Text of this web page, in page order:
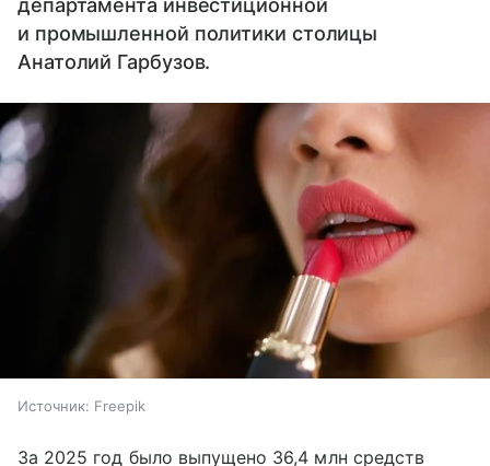
департамента инвестиционной
и промышленной политики столицы
Анатолий Гарбузов.
Источник: Freepik
За 2025 год было выпущено 36,4 млн средств